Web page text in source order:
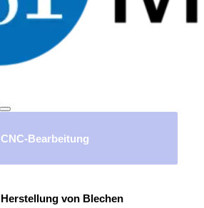
CNC-Bearbeitung
Herstellung von Blechen